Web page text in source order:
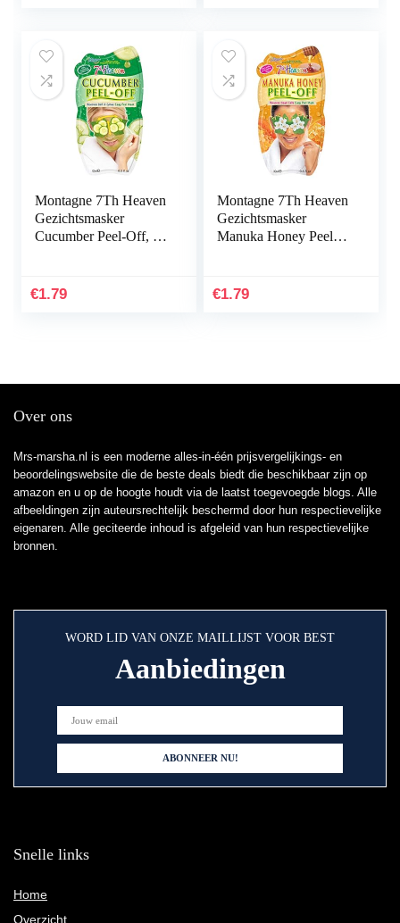
Montagne 7Th Heaven
Gezichtsmasker
Cucumber Peel-Off, 10
€1.79
Montagne 7Th Heaven
Gezichtsmasker
Manuka Honey Peel-
€1.79
Over ons
Mrs-marsha.nl is een moderne alles-in-één prijsvergelijkings- en
beoordelingswebsite die de beste deals biedt die beschikbaar zijn op
amazon en u op de hoogte houdt via de laatst toegevoegde blogs. Alle
afbeeldingen zijn auteursrechtelijk beschermd door hun respectievelijke
eigenaren. Alle geciteerde inhoud is afgeleid van hun respectievelijke
bronnen.
WORD LID VAN ONZE MAILLIJST VOOR BEST
Aanbiedingen
Snelle links
Home
Overzicht